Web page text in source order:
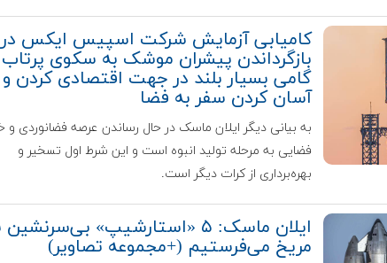
کامیابی آزمایش شرکت اسپیس ایکس در
بازگرداندن پیشران موشک به سکوی
گامی بسیار بلند در جهت اقتصادی کردن و
آسان کردن سفر به فضا
به بیانی دیگر ایلان ماسک در حال رساندن عرصه فضانوردی
فضایی به مرحله تولید انبوه است و این شرط اول تسخیر و
بهره‌برداری از کرات دیگر است.
ایلان ماسک: ۵ «استارشیپ»
مریخ می‌فرستیم (+مجموعه تصاویر)